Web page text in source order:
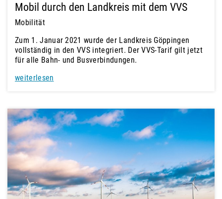
Mobil durch den Landkreis mit dem VVS
Mobilität
Zum 1. Januar 2021 wurde der Landkreis Göppingen
vollständig in den VVS integriert. Der VVS-Tarif gilt jetzt
für alle Bahn- und Busverbindungen.
weiterlesen